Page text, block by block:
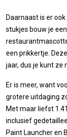
Daarnaast is er
stukjes bouw je
een prikkertje.
jaar, dus je kunt ze
Er is meer, want
grotere uitdaging
Met maar liefst
inclusief
Paint Launcher en